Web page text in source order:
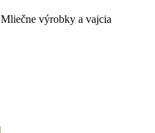
Mliečne výrobky a vajcia